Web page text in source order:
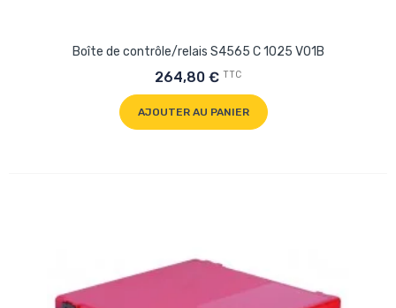
Boîte de contrôle/relais S4565 C 1025 V01B
264,80 € TTC
AJOUTER AU PANIER